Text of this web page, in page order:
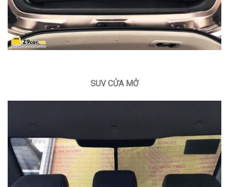
SUV CỬA MỞ